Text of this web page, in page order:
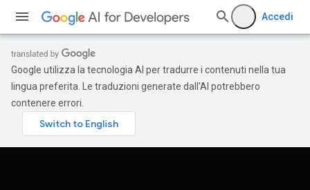
Accedi
Google utilizza la tecnologia AI per tradurre i contenuti nella tua
lingua preferita. Le traduzioni generate dall'AI potrebbero
contenere errori.